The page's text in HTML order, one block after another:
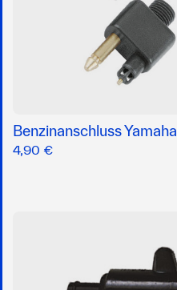
Benzinanschluss Yamaha
4,90 €